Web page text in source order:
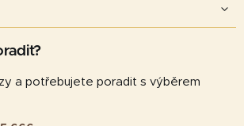
a potřebujete poradit s výběrem